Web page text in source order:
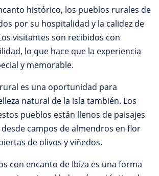
histórico, los pueblos rurales de
por su hospitalidad y la calidez de
visitantes son recibidos con
lo que hace que la experiencia
y memorable.
es una oportunidad para
natural de la isla también. Los
pueblos están llenos de paisajes
campos de almendros en flor
de olivos y viñedos.
con encanto de Ibiza es una forma